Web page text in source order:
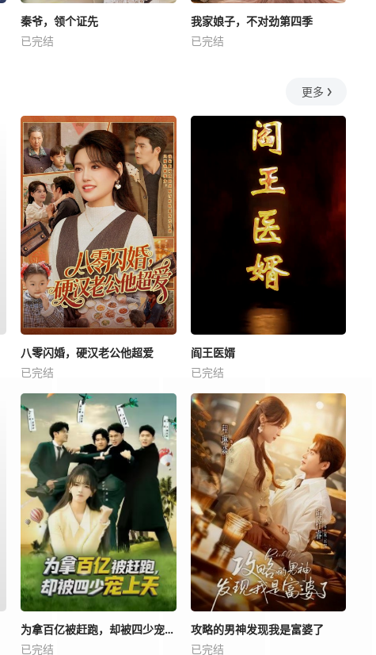
秦爷，领个证先
已完结
我家娘子，不对劲第四季
已完结
更多
八零闪婚，硬汉老公他超爱
已完结
阎王医婿
已完结
为拿百亿被赶跑，却被四少宠上天
已完结
攻略的男神发现我是富婆了
已完结